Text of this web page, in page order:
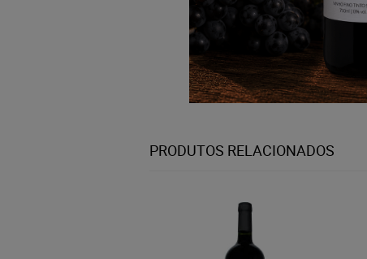
PRODUTOS RELACIONADOS